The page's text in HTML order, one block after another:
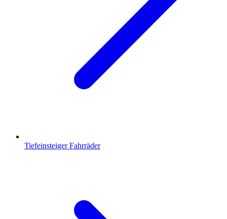
Tiefeinsteiger Fahrräder